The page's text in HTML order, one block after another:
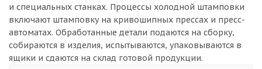
и специальных станках. Процессы холодной штамповки
включают штамповку на кривошипных прессах и пресс-
автоматах. Обработанные детали подаются на сборку,
собираются в изделия, испытываются, упаковываются в
ящики и сдаются на склад готовой продукции.